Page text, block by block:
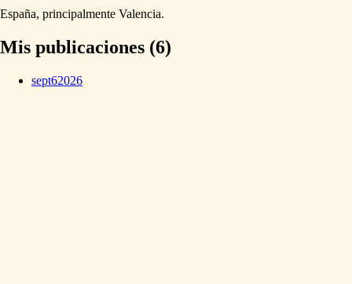
España, principalmente Valencia.
Mis publicaciones (6)
sept62026